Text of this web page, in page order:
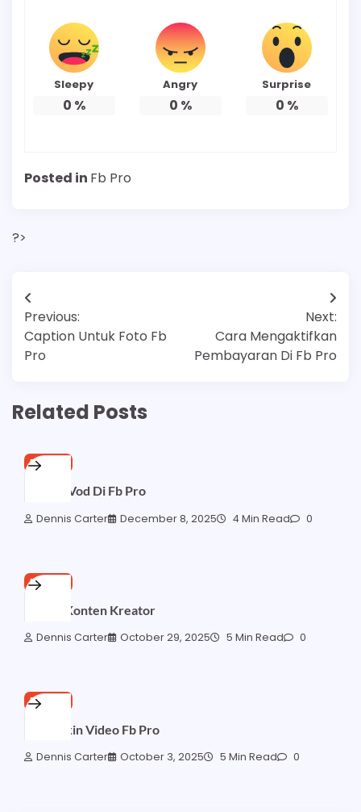
Sleepy
0 %
Angry
0 %
Surprise
0 %
Posted in Fb Pro
?>
Post
navigation
Previous:
Caption Untuk Foto Fb
Pro
Next:
Cara Mengaktifkan
Pembayaran Di Fb Pro
Related Posts
FB PRO
Apa Itu Vod Di Fb Pro
Dennis Carter December 8, 2025 4 Min Read 0
FB PRO
Fb Pro Konten Kreator
Dennis Carter October 29, 2025 5 Min Read 0
FB PRO
Cara Bikin Video Fb Pro
Dennis Carter October 3, 2025 5 Min Read 0